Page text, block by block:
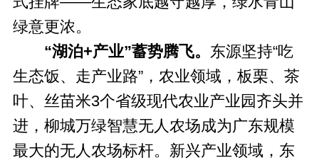
绿意更浓。
“湖泊+产业”蓄势腾飞。 东源坚持“吃
生态饭、走产业路”，农业领域，板栗、茶
叶、丝苗米3个省级现代农业产业园齐头并
进，柳城万绿智慧无人农场成为广东规模
最大的无人农场标杆。新兴产业领域，东